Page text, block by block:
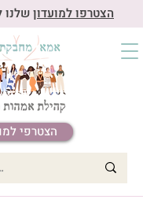
הצטרפו למועדוןשלנו
הצטרפי